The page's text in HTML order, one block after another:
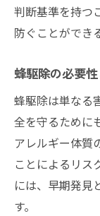
判断基準を持つ
防ぐことができ
蜂駆除の必要
蜂駆除は単なる
全を守るために
アレルギー体質
ことによるリス
には、早期発見
す。